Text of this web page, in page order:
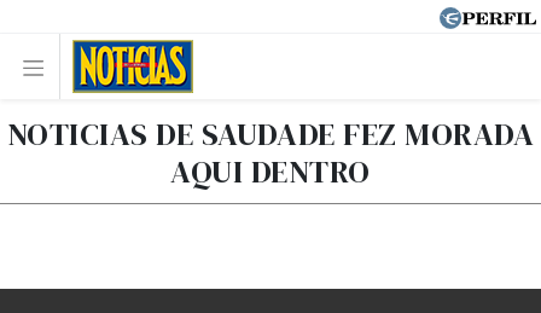
NOTICIAS DE SAUDADE FEZ MORADA
AQUI DENTRO